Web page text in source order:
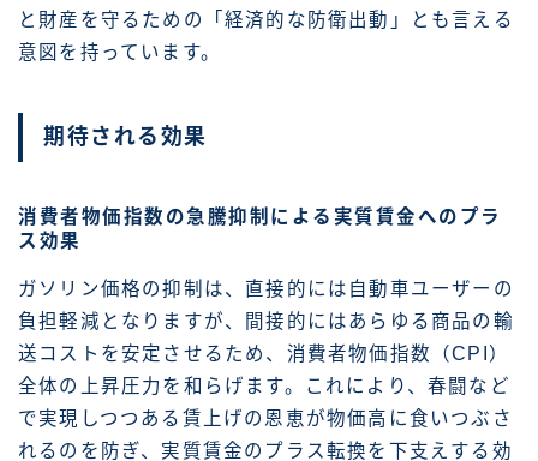
と財産を守るための「経済的な防衛出動」とも言える
意図を持っています。
期待される効果
消費者物価指数の急騰抑制による実質賃金へのプラ
ス効果
ガソリン価格の抑制は、直接的には自動車ユーザーの
負担軽減となりますが、間接的にはあらゆる商品の輸
送コストを安定させるため、消費者物価指数（CPI）
全体の上昇圧力を和らげます。これにより、春闘など
で実現しつつある賃上げの恩恵が物価高に食いつぶさ
れるのを防ぎ、実質賃金のプラス転換を下支えする効